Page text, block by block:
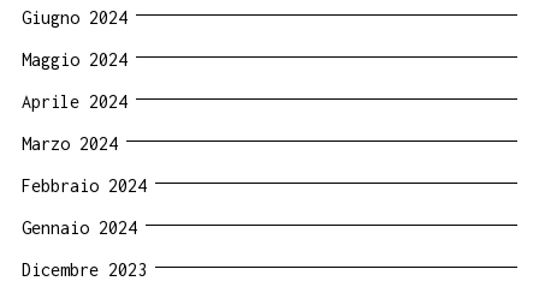
Giugno 2024
Maggio 2024
Aprile 2024
Marzo 2024
Febbraio 2024
Gennaio 2024
Dicembre 2023